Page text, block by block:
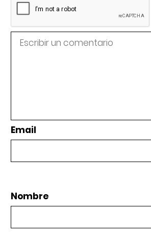
Email
Nombre